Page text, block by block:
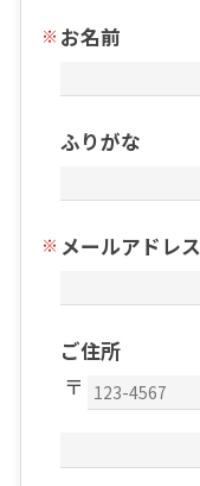
お名前
ふりがな
メールアドレス
ご住所